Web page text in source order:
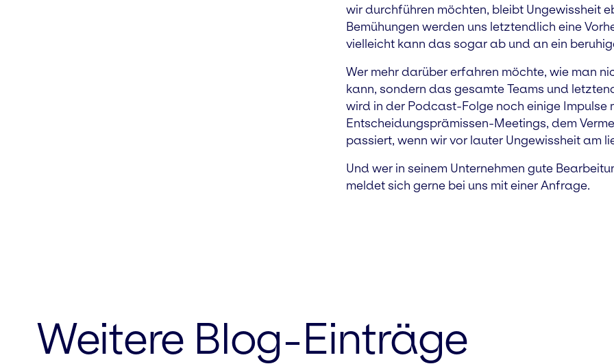
wir durchführen möchten, bleibt Ungewissheit
Bemühungen werden uns letztendlich eine
vielleicht kann das sogar ab und an ein
Wer mehr darüber erfahren möchte, wie man
kann, sondern das gesamte Teams und
wird in der Podcast-Folge noch einige Impulse
Entscheidungsprämissen-Meetings, dem
passiert, wenn wir vor lauter Ungewissheit am
Und wer in seinem Unternehmen gute
meldet sich gerne bei uns mit einer Anfrage.
Weitere Blog-Einträge